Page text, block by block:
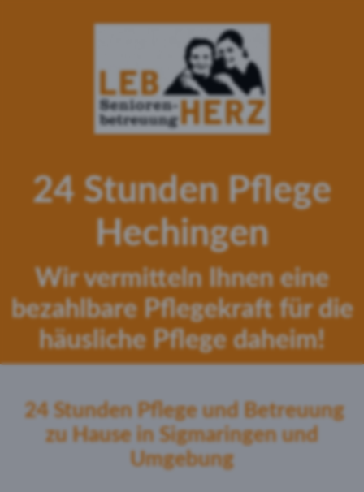
24 Stunden Pflege
Hechingen
Wir vermitteln Ihnen eine
bezahlbare Pflegekraft für die
häusliche Pflege daheim!
24 Stunden Pflege und Betreuung
zu Hause in Sigmaringen und
Umgebung